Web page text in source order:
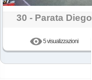
30 - Parata Diego
5 visualizzazioni